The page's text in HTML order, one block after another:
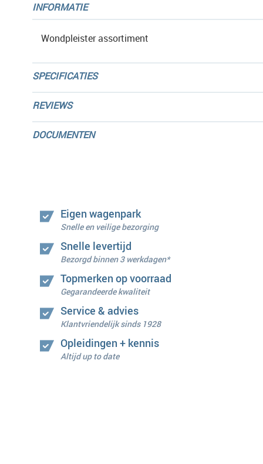
INFORMATIE
Wondpleister assortiment
SPECIFICATIES
REVIEWS
DOCUMENTEN
Eigen wagenpark
Snelle en veilige bezorging
Snelle levertijd
Bezorgd binnen 3 werkdagen*
Topmerken op voorraad
Gegarandeerde kwaliteit
Service & advies
Klantvriendelijk sinds 1928
Opleidingen + kennis
Altijd up to date